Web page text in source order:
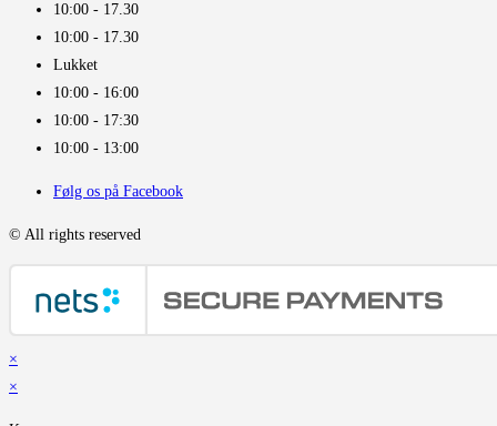
10:00 - 17.30​
10:00 - 17.30​
Lukket
10:00 - 16:00​
10:00 - 17:30
10:00 - 13:00
Følg os på Facebook
© All rights reserved
×
×